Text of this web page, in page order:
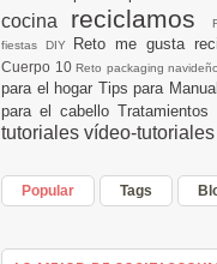
cocina reciclamos
fiestas DIY Reto me gusta
Cuerpo 10Reto packaging navideño
para el hogar Tips para
para el cabello
tutoriales vídeo-tutoriales
Popular Tags